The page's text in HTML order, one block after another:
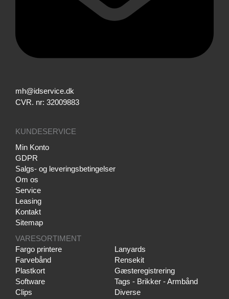
mh@idservice.dk
CVR. nr: 32009883
KUNDESERVICE
Min Konto
GDPR
Salgs- og leveringsbetingelser
Om os
Service
Leasing
Kontakt
Sitemap
VARESORTIMENT
Fargo printere
Farvebånd
Plastkort
Software
Clips
Lanyards
Rensekit
Gæsteregistrering
Tags - Brikker - Armbånd
Diverse